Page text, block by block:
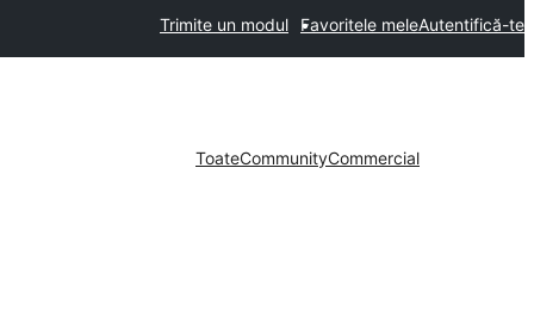
Trimite un modul Favoritele meleAutentifică-te
ToateCommunityCommercial